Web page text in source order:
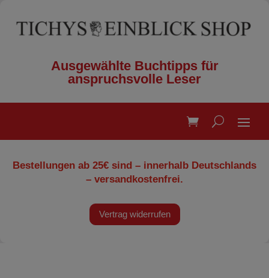
Ausgewählte Buchtipps für
anspruchsvolle Leser
Bestellungen ab 25€ sind – innerhalb Deutschlands
– versandkostenfrei.
Vertrag widerrufen